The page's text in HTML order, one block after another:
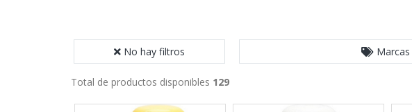
No hay filtros Marcas
Total de productos disponibles 129